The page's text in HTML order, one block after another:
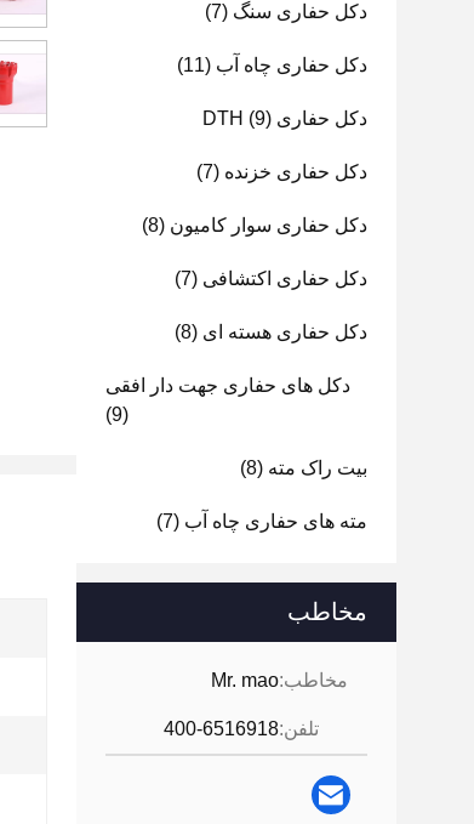
دکل حفاری سنگ (7)
دکل حفاری چاه آب (11)
دکل حفاری DTH (9)
دکل حفاری خزنده (7)
دکل حفاری سوار کامیون (8)
دکل حفاری اکتشافی (7)
دکل حفاری هسته ای (8)
دکل های حفاری جهت دار افقی
(9)
بیت راک مته (8)
مته های حفاری چاه آب (7)
مخاطب
مخاطب:Mr. mao
تلفن:400-6516918